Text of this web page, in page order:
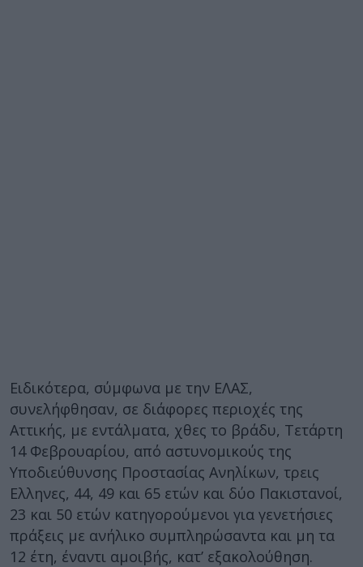
Ειδικότερα, σύμφωνα με την ΕΛΑΣ,
συνελήφθησαν, σε διάφορες περιοχές της
Αττικής, με εντάλματα, χθες το βράδυ, Τετάρτη
14 Φεβρουαρίου, από αστυνομικούς της
Υποδιεύθυνσης Προστασίας Ανηλίκων, τρεις
Ελληνες, 44, 49 και 65 ετών και δύο Πακιστανοί,
23 και 50 ετών κατηγορούμενοι για γενετήσιες
πράξεις με ανήλικο συμπληρώσαντα και μη τα
12 έτη, έναντι αμοιβής, κατ’ εξακολούθηση.